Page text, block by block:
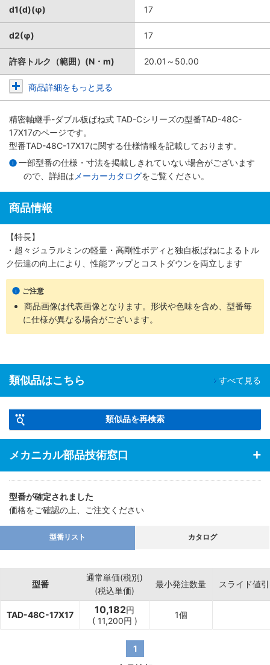
d1(d)(φ) 17
d2(φ) 17
許容トルク（範囲）(N・m) 20.01～50.00
商品詳細をもっと見る
精密軸継手-ダブル板ばね式 TAD-Cシリーズの型番TAD-48C-
17X17のページです。
型番TAD-48C-17X17に関する仕様情報を記載しております。
一部型番の仕様・寸法を掲載しきれていない場合がございます
ので、詳細は メーカーカタログをご覧ください。
商品情報
【特長】
・超々ジュラルミンの軽量・高剛性ボディと独自板ばねによるトル
ク伝達の向上により、性能アップとコストダウンを両立します
ご注意
商品画像は代表画像となります。形状や色味を含め、型番毎
に仕様が異なる場合がございます。
類似品はこちら すべて見る
類似品を再検索
メカニカル部品技術窓口
型番が確定されました
価格をご確認の上、ご注文ください
型番リスト カタログ
型番
通常単価(税別)
(税込単価)
最小発注数量 スライド値引
TAD-48C-17X17 10,182円
( 11,200円 )
1個
1